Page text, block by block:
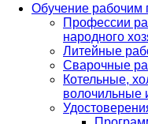
Обучение рабочим
Профессии
народного
Литейные
Сварочные
Котельные,
волочильные